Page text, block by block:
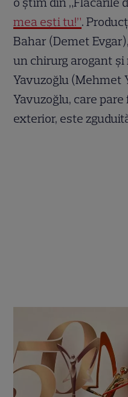
mea ești tu!”.
Bahar (Demet
un chirurg arogant
Yavuzoğlu (Mehmet
Yavuzoğlu, care
exterior, este